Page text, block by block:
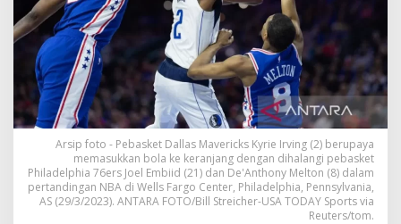
Arsip foto - Pebasket Dallas Mavericks Kyrie Irving (2) berupaya
memasukkan bola ke keranjang dengan dihalangi pebasket
Philadelphia 76ers Joel Embiid (21) dan De'Anthony Melton (8) dalam
pertandingan NBA di Wells Fargo Center, Philadelphia, Pennsylvania,
AS (29/3/2023). ANTARA FOTO/Bill Streicher-USA TODAY Sports via
Reuters/tom.